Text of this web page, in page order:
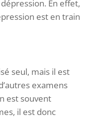
En effet,
est en train
seul, mais il est
examens
est souvent
il est donc